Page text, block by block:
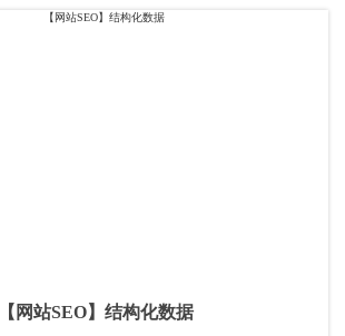
【网站SEO】结构化数据